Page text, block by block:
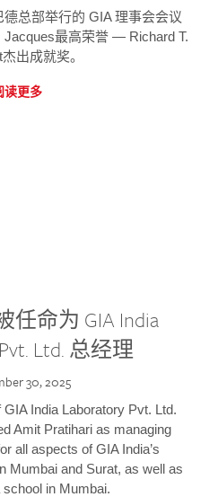
总部举行的 GIA 理事会会议
Jacques最高荣誉 — Richard T.
出成就奖。
读更多
任命为 GIA India
Ltd. 总经理
30, 2025
India Laboratory Pvt. Ltd.
Amit Pratihari as managing
all aspects of GIA India’s
Mumbai and Surat, as well as
school in Mumbai.